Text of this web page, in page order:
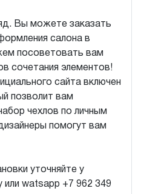
Вы можете заказать
салона в
посоветовать вам
сочетания элементов!
сайта включен
позволит вам
чехлов по личным
помогут вам
уточняйте у
watsapp +7 962 349